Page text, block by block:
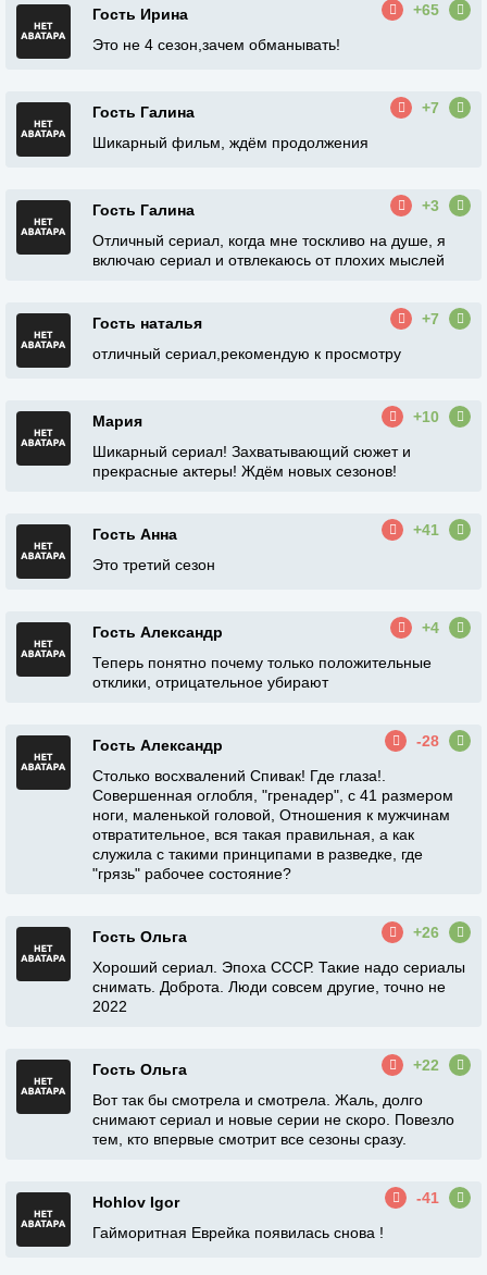
Гость Ирина
+65
Это не 4 сезон,зачем обманывать!
Гость Галина
+7
Шикарный фильм, ждëм продолжения
Гость Галина
+3
Отличный сериал, когда мне тоскливо на душе, я
включаю сериал и отвлекаюсь от плохих мыслей
Гость наталья
+7
отличный сериал,рекомендую к просмотру
Мария
+10
Шикарный сериал! Захватывающий сюжет и
прекрасные актеры! Ждём новых сезонов!
Гость Анна
+41
Это третий сезон
Гость Александр
+4
Теперь понятно почему только положительные
отклики, отрицательное убирают
Гость Александр
-28
Столько восхвалений Спивак! Где глаза!.
Совершенная оглобля, "гренадер", с 41 размером
ноги, маленькой головой, Отношения к мужчинам
отвратительное, вся такая правильная, а как
служила с такими принципами в разведке, где
"грязь" рабочее состояние?
Гость Ольга
+26
Хороший сериал. Эпоха СССР. Такие надо сериалы
снимать. Доброта. Люди совсем другие, точно не
2022
Гость Ольга
+22
Вот так бы смотрела и смотрела. Жаль, долго
снимают сериал и новые серии не скоро. Повезло
тем, кто впервые смотрит все сезоны сразу.
Hohlov Igor
-41
Гайморитная Еврейка появилась снова !